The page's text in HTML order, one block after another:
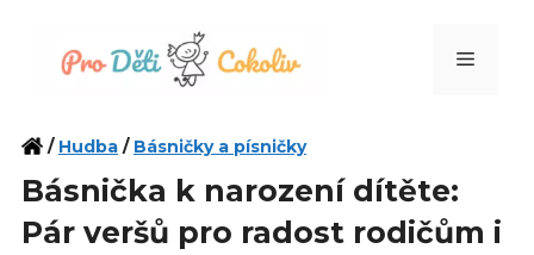
Menu
/ Hudba / Básničky a písničky
Básnička k narození dítěte:
Pár veršů pro radost rodičům i